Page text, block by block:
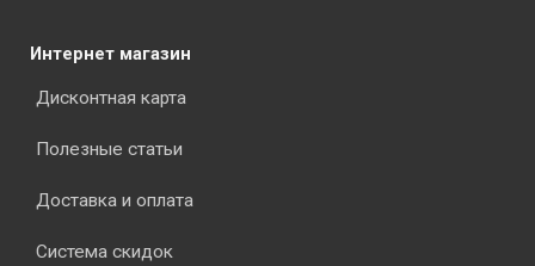
Интернет магазин
Дисконтная карта
Полезные статьи
Доставка и оплата
Система скидок